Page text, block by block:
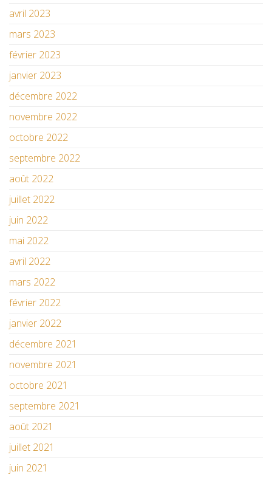
avril 2023
mars 2023
février 2023
janvier 2023
décembre 2022
novembre 2022
octobre 2022
septembre 2022
août 2022
juillet 2022
juin 2022
mai 2022
avril 2022
mars 2022
février 2022
janvier 2022
décembre 2021
novembre 2021
octobre 2021
septembre 2021
août 2021
juillet 2021
juin 2021